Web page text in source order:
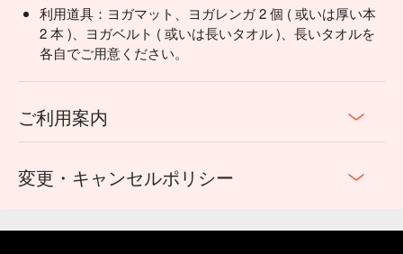
利用道具：ヨガマット、ヨガレンガ 2 個 ( 或いは厚い本
2 本 )、ヨガベルト ( 或いは長いタオル )、長いタオルを
各自でご用意ください。
ご利用案内
変更・キャンセルポリシー